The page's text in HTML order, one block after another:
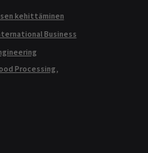
kehittäminen
Business
Processing,